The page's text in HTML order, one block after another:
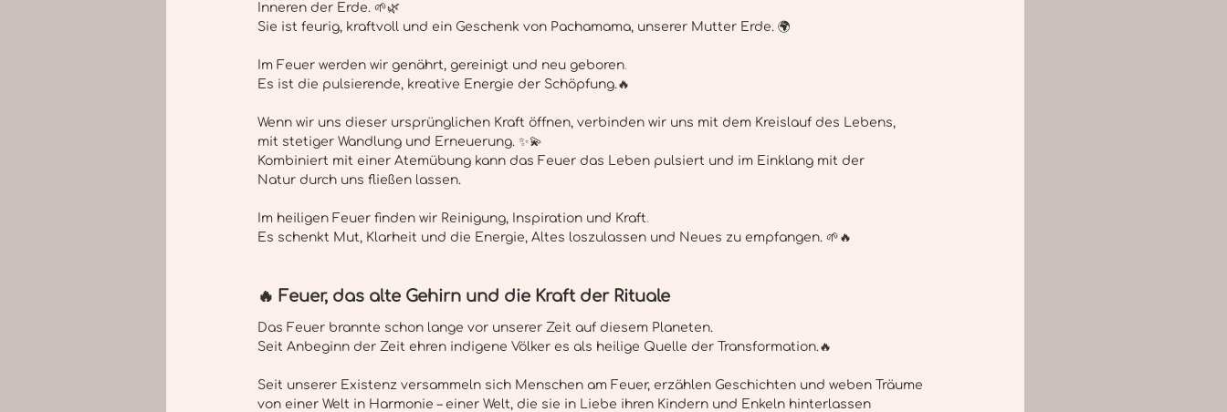
Inneren der Erde. 🌱🌿
Sie ist feurig, kraftvoll und ein Geschenk von Pachamama, unserer Mutter Erde. 🌍
Im Feuer werden wir genährt, gereinigt und neu geboren.
Es ist die pulsierende, kreative Energie der Schöpfung.🔥
Wenn wir uns dieser ursprünglichen Kraft öffnen, verbinden wir uns mit dem Kreislauf des Lebens,
mit stetiger Wandlung und Erneuerung. ✨💫
Kombiniert mit einer Atemübung kann das Feuer das Leben pulsiert und im Einklang mit der
Natur durch uns fließen lassen.
Im heiligen Feuer finden wir Reinigung, Inspiration und Kraft.
Es schenkt Mut, Klarheit und die Energie, Altes loszulassen und Neues zu empfangen. 🌱🔥
🔥 Feuer, das alte Gehirn und die Kraft der Rituale
Das Feuer brannte schon lange vor unserer Zeit auf diesem Planeten.
Seit Anbeginn der Zeit ehren indigene Völker es als heilige Quelle der Transformation.🔥
Seit unserer Existenz versammeln sich Menschen am Feuer, erzählen Geschichten und weben Träume
von einer Welt in Harmonie – einer Welt, die sie in Liebe ihren Kindern und Enkeln hinterlassen